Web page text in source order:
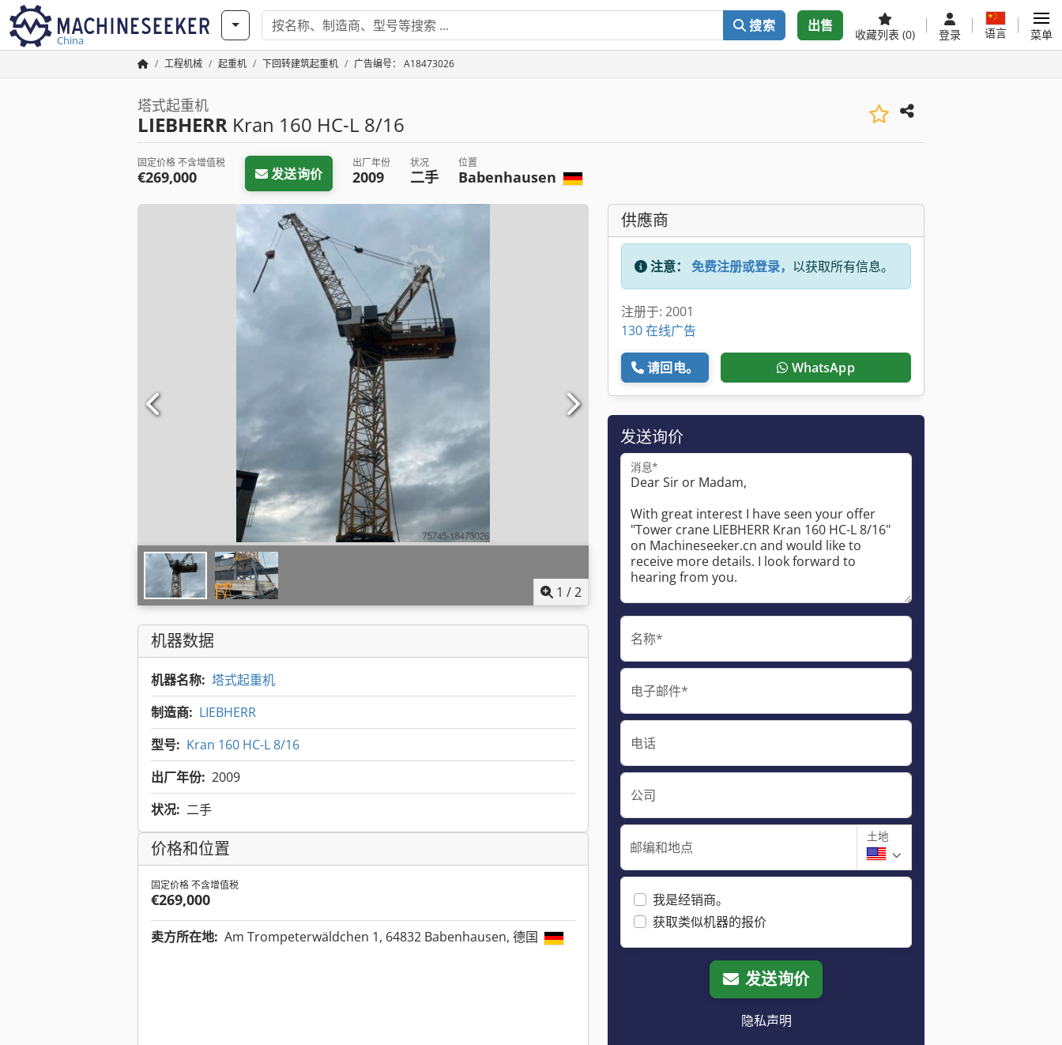
China
搜索 出售
收藏列表 (0) 登录 语言 菜单
工程机械 起重机 下回转建筑起重机 广告编号： A18473026
塔式起重机
LIEBHERR Kran 160 HC-L 8/16
固定价格 不含增值税
€269,000 发送询价
出厂年份
2009
状况
二手
位置
Babenhausen
1 /2
机器数据
机器名称: 塔式起重机
制造商: LIEBHERR
型号: Kran 160 HC-L 8/16
出厂年份: 2009
状况: 二手
价格和位置
固定价格 不含增值税
€269,000
卖方所在地: Am Trompeterwäldchen 1, 64832 Babenhausen, 德国
供應商
注意： 免费注册或登录， 以获取所有信息。
注册于: 2001
130 在线广告
请回电。 WhatsApp
发送询价
消息*
名称*
电子邮件*
电话
公司
邮编和地点
土地
我是经销商。
获取类似机器的报价
发送询价
隐私声明